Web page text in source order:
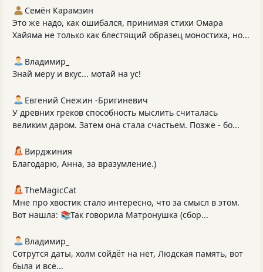
Семён Карамзин
Это же надо, как ошибался, принимая стихи Омара
Хайяма не только как блестящий образец моностиха, но...
Владимир_
Знай меру и вкус... мотай на ус!
Евгений Снежин -Бригиневич
У древних греков способность мыслить считалась
великим даром. Затем она стала счастьем. Позже - бо...
Вирджиния
Благодарю, Анна, за вразумление.)
TheMagicCat
Мне про хвостик стало интересно, что за смысл в этом.
Вот нашла: 📚Так говорила Матронушка (сбор...
Владимир_
Сотрутся даты, холм сойдёт на нет, Людская память, вот
была и всё...